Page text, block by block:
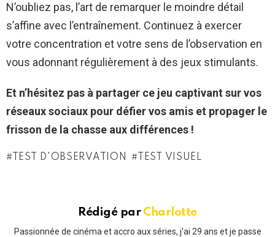
N’oubliez pas, l’art de remarquer le moindre détail
s’affine avec l’entraînement. Continuez à exercer
votre concentration et votre sens de l’observation en
vous adonnant régulièrement à des jeux stimulants.
Et n’hésitez pas à partager ce jeu captivant sur vos
réseaux sociaux pour défier vos amis et propager le
frisson de la chasse aux différences !
TEST D'OBSERVATION TEST VISUEL
Rédigé par Charlotte
Passionnée de cinéma et accro aux séries, j'ai 29 ans et je passe